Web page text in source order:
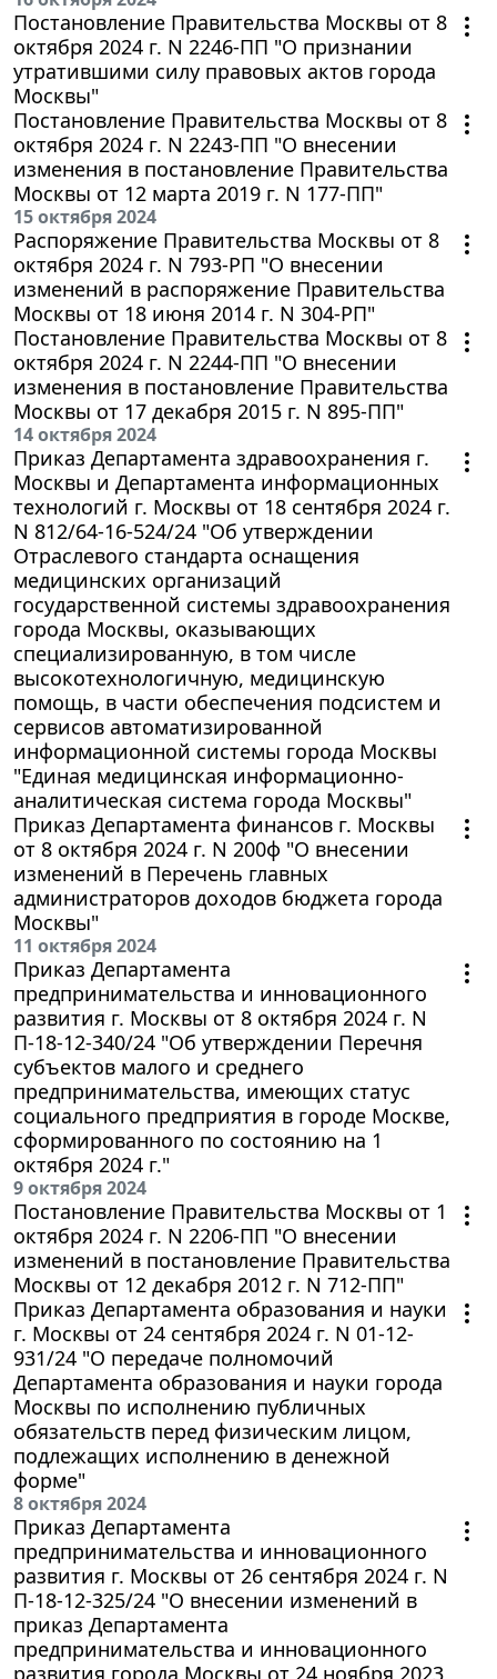
Постановление Правительства Москвы от 8
октября 2024 г. N 2246-ПП "О признании
утратившими силу правовых актов города
Москвы"
Постановление Правительства Москвы от 8
октября 2024 г. N 2243-ПП "О внесении
изменения в постановление Правительства
Москвы от 12 марта 2019 г. N 177-ПП"
15 октября 2024
Распоряжение Правительства Москвы от 8
октября 2024 г. N 793-РП "О внесении
изменений в распоряжение Правительства
Москвы от 18 июня 2014 г. N 304-РП"
Постановление Правительства Москвы от 8
октября 2024 г. N 2244-ПП "О внесении
изменения в постановление Правительства
Москвы от 17 декабря 2015 г. N 895-ПП"
14 октября 2024
Приказ Департамента здравоохранения г.
Москвы и Департамента информационных
технологий г. Москвы от 18 сентября 2024 г.
N 812/64-16-524/24 "Об утверждении
Отраслевого стандарта оснащения
медицинских организаций
государственной системы здравоохранения
города Москвы, оказывающих
специализированную, в том числе
высокотехнологичную, медицинскую
помощь, в части обеспечения подсистем и
сервисов автоматизированной
информационной системы города Москвы
"Единая медицинская информационно-
аналитическая система города Москвы"
Приказ Департамента финансов г. Москвы
от 8 октября 2024 г. N 200ф "О внесении
изменений в Перечень главных
администраторов доходов бюджета города
Москвы"
11 октября 2024
Приказ Департамента
предпринимательства и инновационного
развития г. Москвы от 8 октября 2024 г. N
П-18-12-340/24 "Об утверждении Перечня
субъектов малого и среднего
предпринимательства, имеющих статус
социального предприятия в городе Москве,
сформированного по состоянию на 1
октября 2024 г."
9 октября 2024
Постановление Правительства Москвы от 1
октября 2024 г. N 2206-ПП "О внесении
изменений в постановление Правительства
Москвы от 12 декабря 2012 г. N 712-ПП"
Приказ Департамента образования и науки
г. Москвы от 24 сентября 2024 г. N 01-12-
931/24 "О передаче полномочий
Департамента образования и науки города
Москвы по исполнению публичных
обязательств перед физическим лицом,
подлежащих исполнению в денежной
форме"
8 октября 2024
Приказ Департамента
предпринимательства и инновационного
развития г. Москвы от 26 сентября 2024 г. N
П-18-12-325/24 "О внесении изменений в
приказ Департамента
предпринимательства и инновационного
развития города Москвы от 24 ноября 2023